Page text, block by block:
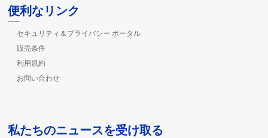
便利なリンク
セキュリティ＆プライバシー ポータル
販売条件
利用規約
お問い合わせ
私たちのニュースを受け取る